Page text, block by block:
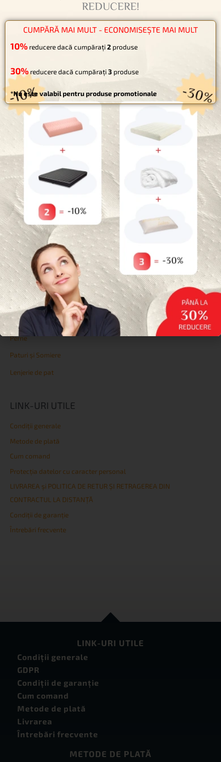
Email*
Salvează-mi numele, emailul și site-ul web în acest navigator
pentru data viitoare când o să comentez.
Categorii
Paturi pentru animale de companie
Uncategorized
Reduceri
Saltele
Topperе
Protecții
Perne
Paturi și Somiere
Lenjerie de pat
LINK-URI UTILE
Condiţii generale
Metode de plată
Cum comand
Protecția datelor cu caracter personal
LIVRAREA și POLITICA DE RETUR ȘI RETRAGEREA DIN
CONTRACTUL LA DISTANȚĂ
Condiţii de garanţie
Întrebări frecvente
LINK-URI UTILE
Condiţii generale
GDPR
Condiţii de garanţie
Cum comand
Metode de plată
Livrarea
Întrebări frecvente
METODE DE PLATĂ
PUTEȚI OBȚINE PÂNĂ LA 30%
REDUCERE!
CUMPĂRĂ MAI MULT - ECONOMISEȘTE MAI MULT
reducere dacă cumpărați produse
reducere dacă cumpărați
*Nu este valabil pentru produse promotionale